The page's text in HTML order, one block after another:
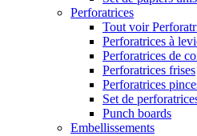
Perforatrices
Tout voir
Perforatrices à
Perforatrices de
Perforatrices frises
Perforatrices
Set de
Punch boards
Embellissements